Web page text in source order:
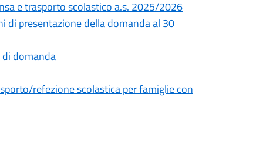
e trasporto scolastico a.s. 2025/2026
di presentazione della domanda al 30
di domanda
refezione scolastica per famiglie con